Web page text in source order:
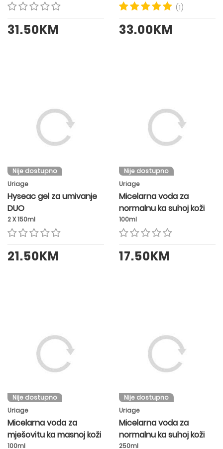
31.50KM
(1)
33.00KM
Nije dostupno
Uriage
Hyseac gel za umivanje
DUO
2 X 150ml
21.50KM
Nije dostupno
Uriage
Micelarna voda za
normalnu ka suhoj koži
100ml
17.50KM
Nije dostupno
Uriage
Micelarna voda za
mješovitu ka masnoj koži
100ml
Nije dostupno
Uriage
Micelarna voda za
normalnu ka suhoj koži
250ml